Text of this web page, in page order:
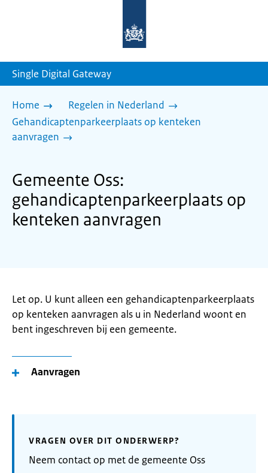
homepage
Single Digital Gateway
Home
Regelen in Nederland
Gehandicaptenparkeerplaats op kenteken
aanvragen
Gemeente Oss:
gehandicaptenparkeerplaats op
kenteken aanvragen
Let op. U kunt alleen een gehandicaptenparkeerplaats
op kenteken aanvragen als u in Nederland woont en
bent ingeschreven bij een gemeente.
Aanvragen
VRAGEN OVER DIT ONDERWERP?
Neem contact op met de gemeente Oss